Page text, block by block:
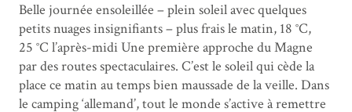
Belle journée ensoleillée – plein soleil avec quelques
petits nuages insignifiants – plus frais le matin, 18 °C,
25 °C l’après-midi Une première approche du Magne
par des routes spectaculaires. C’est le soleil qui cède la
place ce matin au temps bien maussade de la veille. Dans
le camping ‘allemand’, tout le monde s’active à remettre